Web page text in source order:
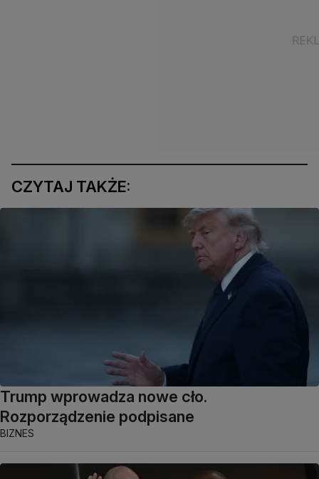
CZYTAJ TAKŻE:
Trump wprowadza nowe cło.
Rozporządzenie podpisane
BIZNES